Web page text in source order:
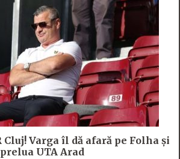
Cluj! Varga îl dă afară pe Folha și
UTA Arad